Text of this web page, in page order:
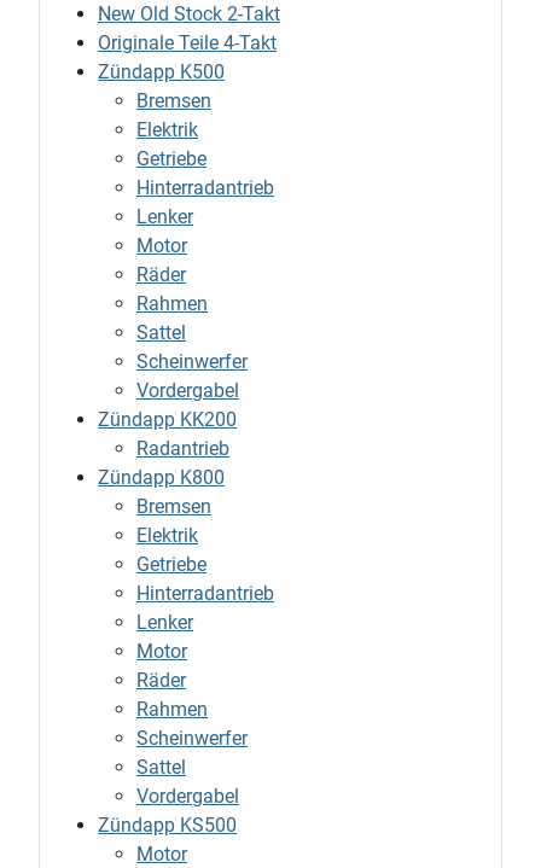
New Old Stock 2-Takt
Originale Teile 4-Takt
Zündapp K500
Bremsen
Elektrik
Getriebe
Hinterradantrieb
Lenker
Motor
Räder
Rahmen
Sattel
Scheinwerfer
Vordergabel
Zündapp KK200
Radantrieb
Zündapp K800
Bremsen
Elektrik
Getriebe
Hinterradantrieb
Lenker
Motor
Räder
Rahmen
Scheinwerfer
Sattel
Vordergabel
Zündapp KS500
Motor